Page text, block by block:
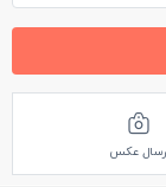
دوره هخامنشی
گوناگون به
دارد که
می شده و موجب
عکس